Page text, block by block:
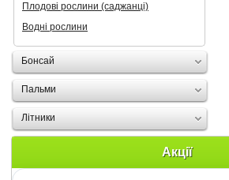
Плодові рослини (саджанці)
Водні рослини
Бонсай
Пальми
Літники
Акції